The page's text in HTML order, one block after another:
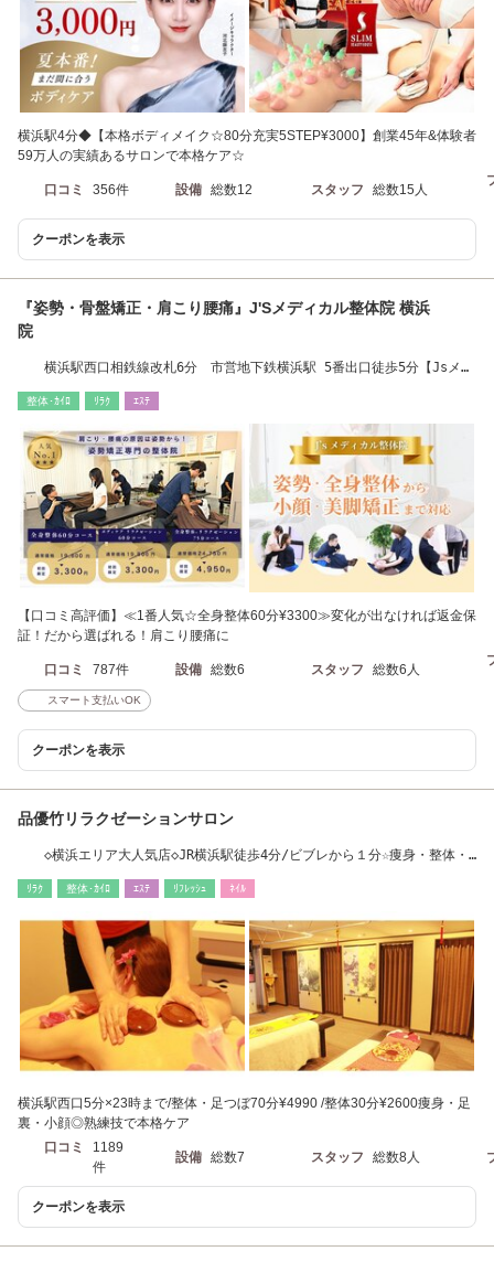
横浜駅4分◆【本格ボディメイク☆80分充実5STEP¥3000】創業45年&体験者
59万人の実績あるサロンで本格ケア☆
口コミ 356件 設備 総数12 スタッフ 総数15人
クーポンを表示
『姿勢・骨盤矯正・肩こり腰痛』J'Sメディカル整体院 横浜
院
横浜駅西口相鉄線改札6分 市営地下鉄横浜駅 5番出口徒歩5分【Jsメデ
整体･ｶｲﾛ ﾘﾗｸ ｴｽﾃ
【口コミ高評価】≪1番人気☆全身整体60分¥3300≫変化が出なければ返金保
証！だから選ばれる！肩こり腰痛に
口コミ 787件 設備 総数6 スタッフ 総数6人
スマート支払いOK
クーポンを表示
品優竹リラクゼーションサロン
◇横浜エリア大人気店◇JR横浜駅徒歩4分/ビブレから１分☆痩身・整体・
ﾘﾗｸ 整体･ｶｲﾛ ｴｽﾃ ﾘﾌﾚｯｼｭ ﾈｲﾙ
横浜駅西口5分×23時まで/整体・足つぼ70分¥4990 /整体30分¥2600痩身・足
裏・小顔◎熟練技で本格ケア
口コミ
1189
件
設備 総数7 スタッフ 総数8人
クーポンを表示